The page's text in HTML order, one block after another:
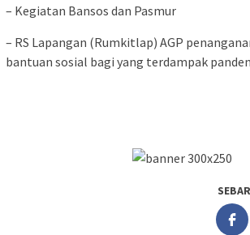
– Kegiatan Bansos dan Pasmur
– RS Lapangan (Rumkitlap) AGP
bantuan sosial bagi yang terdampak